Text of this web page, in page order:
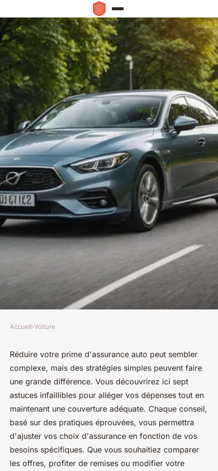
7 astuces infaillibles pour
réduire votre prime
d'assurance auto
Kenzo•7 février 2025•6 min de lecture
Accueil›Voiture
Réduire votre prime d'assurance auto peut sembler
complexe, mais des stratégies simples peuvent faire
une grande différence. Vous découvrirez ici sept
astuces infaillibles pour alléger vos dépenses tout en
maintenant une couverture adéquate. Chaque conseil,
basé sur des pratiques éprouvées, vous permettra
d'ajuster vos choix d'assurance en fonction de vos
besoins spécifiques. Que vous souhaitiez comparer
les offres, profiter de remises ou modifier votre